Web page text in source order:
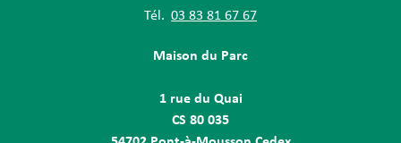
Tél. 03 83 81 67 67
Maison du Parc
1 rue du Quai
CS 80 035